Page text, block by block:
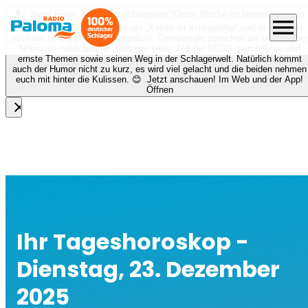
🎙️✨ Neue Folge „Keiner ist schlagerfrei“!
Diese Woche ist Norman Langen
bei Nora zu Gast beim Podcast „Keiner ist schlagerfrei“ und es erwartet
euch ein richtig schönes Gespräch! Gemeinsam sprechen die beiden über
Normans musikalische Anfänge, seine Zeit bei DSDS, persönliche und
ernste Themen sowie seinen Weg in der Schlagerwelt. Natürlich kommt
auch der Humor nicht zu kurz, es wird viel gelacht und die beiden nehmen
euch mit hinter die Kulissen. 😊 Jetzt anschauen! Im Web und der App!
Öffnen
close
menu
Ihr Tageshoroskop -
Dienstag, 23. Dezember
2025